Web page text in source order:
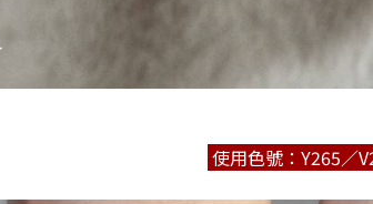
使用色號：Y265／